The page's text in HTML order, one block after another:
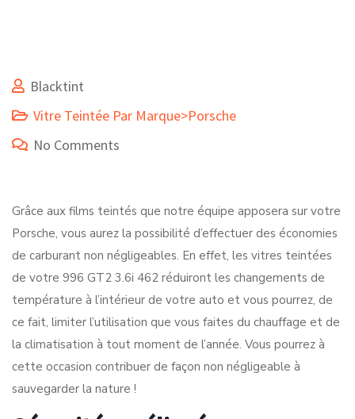
Blacktint
Vitre Teintée Par Marque>Porsche
No Comments
Grâce aux films teintés que notre équipe apposera sur votre
Porsche, vous aurez la possibilité d’effectuer des économies
de carburant non négligeables. En effet, les vitres teintées
de votre 996 GT2 3.6i 462 réduiront les changements de
température à l’intérieur de votre auto et vous pourrez, de
ce fait, limiter l’utilisation que vous faites du chauffage et de
la climatisation à tout moment de l’année. Vous pourrez à
cette occasion contribuer de façon non négligeable à
sauvegarder la nature !